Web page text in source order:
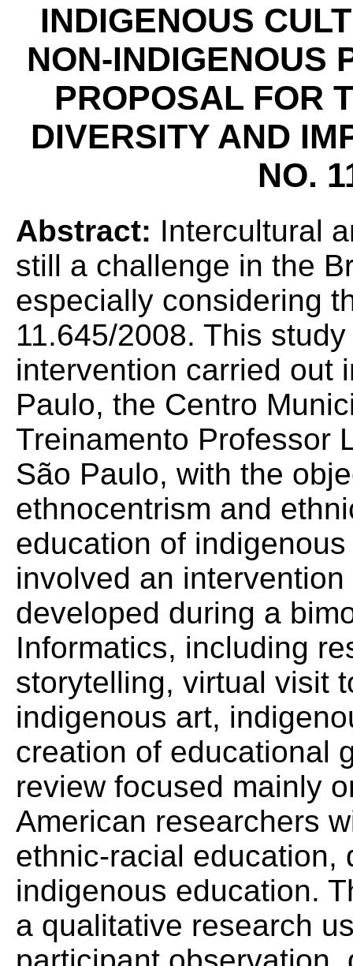
INDIGENOUS
NON-INDIGENOUS
PROPOSAL FOR
DIVERSITY AND
NO.
Abstract: Intercultural
still a challenge in the
especially considering
11.645/2008. This
intervention carried out
Paulo, the Centro
Treinamento Professor
São Paulo, with the
ethnocentrism and
education of
involved an
developed during a
Informatics, including
storytelling, virtual visit
indigenous art,
creation of educational
review focused mainly
American researchers
ethnic-racial education,
indigenous education.
a qualitative research